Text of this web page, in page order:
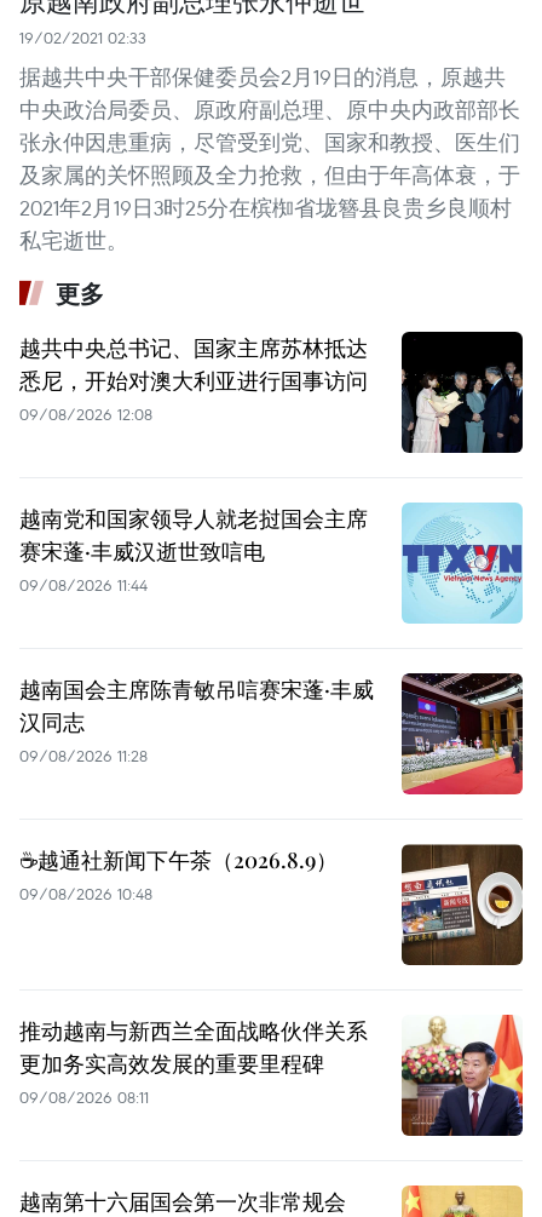
19/02/2021 02:33
据越共中央干部保健委员会2月19日的消息，原越共
中央政治局委员、原政府副总理、原中央内政部部长
张永仲因患重病，尽管受到党、国家和教授、医生们
及家属的关怀照顾及全力抢救，但由于年高体衰，于
2021年2月19日3时25分在槟椥省垅簪县良贵乡良顺村
私宅逝世。
更多
越共中央总书记、国家主席苏林抵达
悉尼，开始对澳大利亚进行国事访问
09/08/2026 12:08
越南党和国家领导人就老挝国会主席
赛宋蓬·丰威汉逝世致唁电
09/08/2026 11:44
越南国会主席陈青敏吊唁赛宋蓬·丰威
汉同志
09/08/2026 11:28
☕️越通社新闻下午茶（2026.8.9）
09/08/2026 10:48
推动越南与新西兰全面战略伙伴关系
更加务实高效发展的重要里程碑
09/08/2026 08:11
越南第十六届国会第一次非常规会